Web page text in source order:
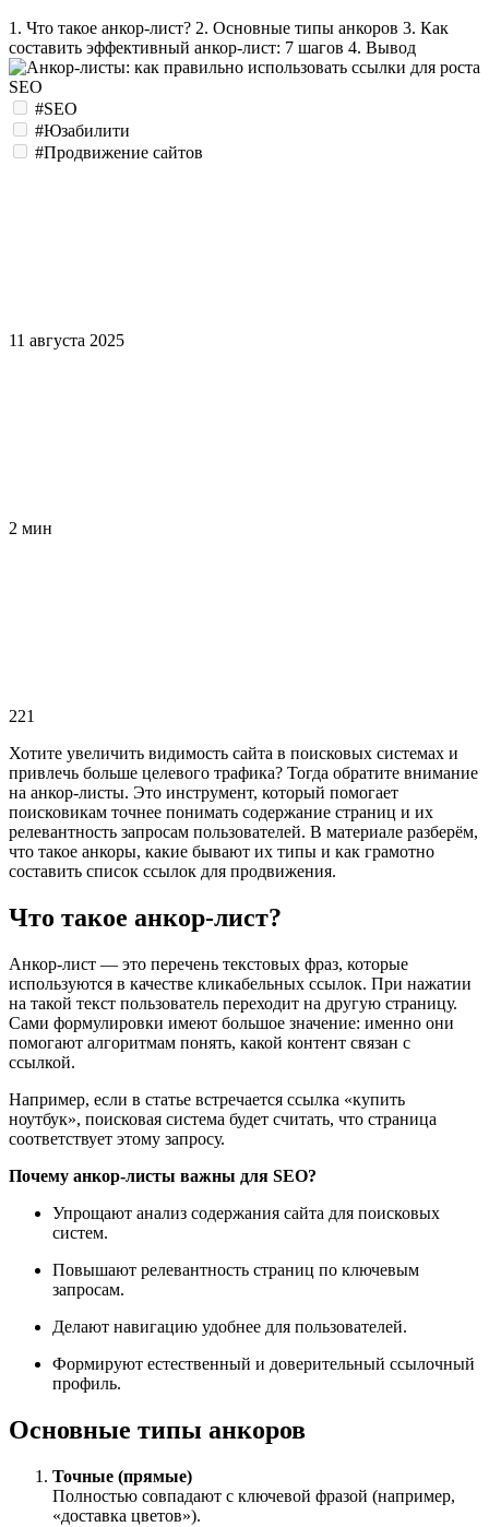
1. Что такое анкор-лист? 2. Основные типы анкоров 3. Как
составить эффективный анкор-лист: 7 шагов 4. Вывод
#SEO
#Юзабилити
#Продвижение сайтов
11 августа 2025
2 мин
221
Хотите увеличить видимость сайта в поисковых системах и
привлечь больше целевого трафика? Тогда обратите внимание
на анкор-листы. Это инструмент, который помогает
поисковикам точнее понимать содержание страниц и их
релевантность запросам пользователей. В материале разберём,
что такое анкоры, какие бывают их типы и как грамотно
составить список ссылок для продвижения.
Что такое анкор-лист?
Анкор-лист — это перечень текстовых фраз, которые
используются в качестве кликабельных ссылок. При нажатии
на такой текст пользователь переходит на другую страницу.
Сами формулировки имеют большое значение: именно они
помогают алгоритмам понять, какой контент связан с
ссылкой.
Например, если в статье встречается ссылка «купить
ноутбук», поисковая система будет считать, что страница
соответствует этому запросу.
Почему анкор-листы важны для SEO?
Упрощают анализ содержания сайта для поисковых
систем.
Повышают релевантность страниц по ключевым
запросам.
Делают навигацию удобнее для пользователей.
Формируют естественный и доверительный ссылочный
профиль.
Основные типы анкоров
Точные (прямые)
Полностью совпадают с ключевой фразой (например,
«доставка цветов»).